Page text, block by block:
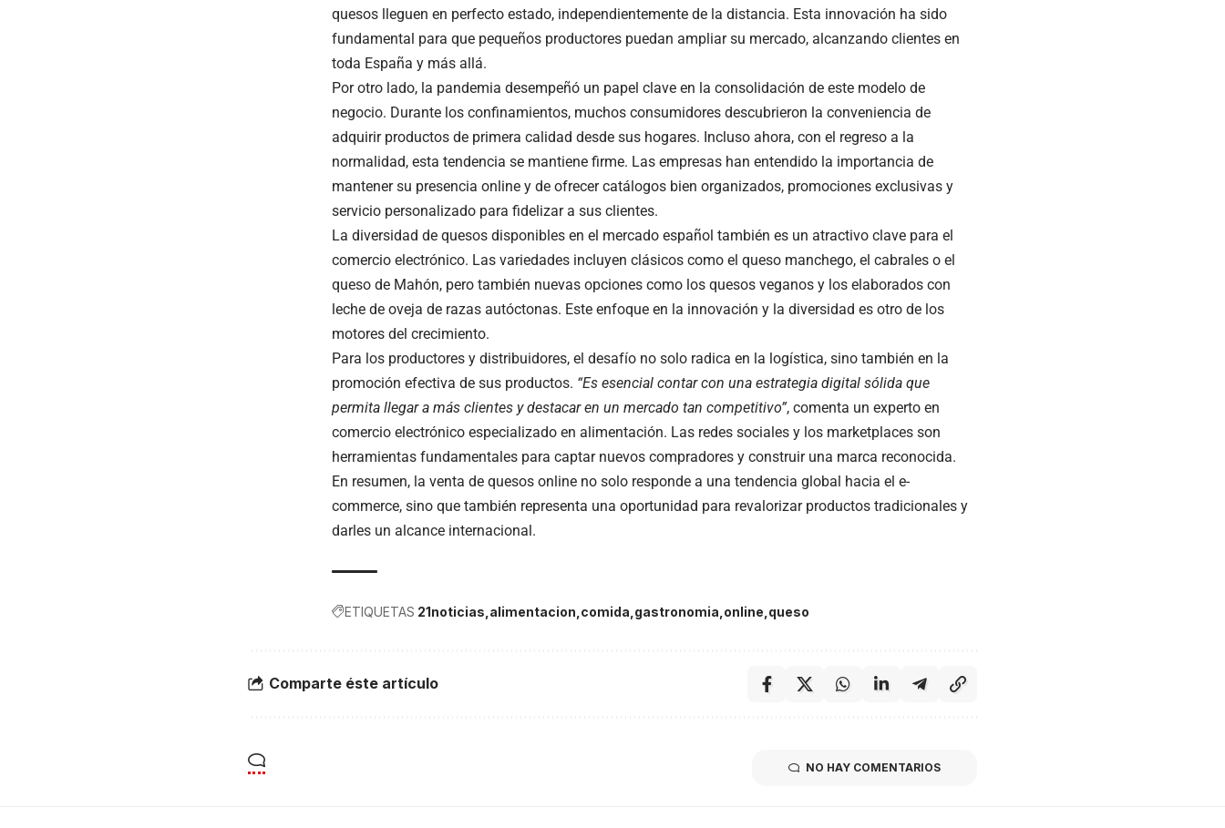
quesos lleguen en perfecto estado, independientemente de la distancia. Esta innovación ha sido
fundamental para que pequeños productores puedan ampliar su mercado, alcanzando clientes en
toda España y más allá.
Por otro lado, la pandemia desempeñó un papel clave en la consolidación de este modelo de
negocio. Durante los confinamientos, muchos consumidores descubrieron la conveniencia de
adquirir productos de primera calidad desde sus hogares. Incluso ahora, con el regreso a la
normalidad, esta tendencia se mantiene firme. Las empresas han entendido la importancia de
mantener su presencia online y de ofrecer catálogos bien organizados, promociones exclusivas y
servicio personalizado para fidelizar a sus clientes.
La diversidad de quesos disponibles en el mercado español también es un atractivo clave para el
comercio electrónico. Las variedades incluyen clásicos como el queso manchego, el cabrales o el
queso de Mahón, pero también nuevas opciones como los quesos veganos y los elaborados con
leche de oveja de razas autóctonas. Este enfoque en la innovación y la diversidad es otro de los
motores del crecimiento.
Para los productores y distribuidores, el desafío no solo radica en la logística, sino también en la
promoción efectiva de sus productos. “Es esencial contar con una estrategia digital sólida que
permita llegar a más clientes y destacar en un mercado tan competitivo”, comenta un experto en
comercio electrónico especializado en alimentación. Las redes sociales y los marketplaces son
herramientas fundamentales para captar nuevos compradores y construir una marca reconocida.
En resumen, la venta de quesos online no solo responde a una tendencia global hacia el e-
commerce, sino que también representa una oportunidad para revalorizar productos tradicionales y
darles un alcance internacional.
ETIQUETAS 21noticias alimentacion comida gastronomia online queso
Comparte éste artículo
NO HAY COMENTARIOS